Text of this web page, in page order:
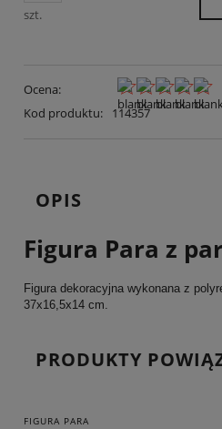
szt.
Ocena:
Kod produktu:
114357
OPIS
Figura Para z
Figura dekoracyjna wykonana z
37x16,5x14 cm.
PRODUKTY
FIGURA PARA